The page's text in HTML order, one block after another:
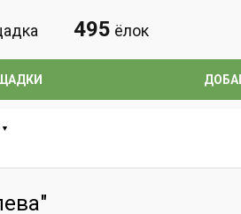
495 ёлок